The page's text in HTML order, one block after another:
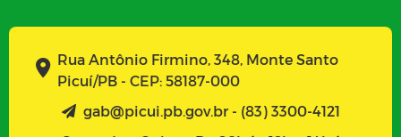
Rua Antônio Firmino, 348, Monte Santo
Picuí/PB - CEP: 58187-000
gab@picui.pb.gov.br - (83) 3300-4121